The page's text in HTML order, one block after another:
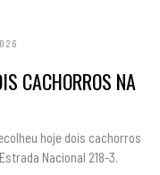
CACHORROS NA
hoje dois cachorros
Nacional 218-3.